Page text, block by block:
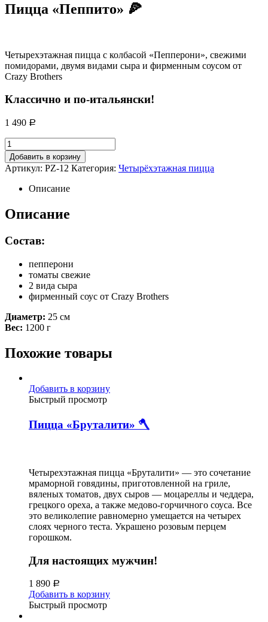
Пицца «Пеппито» 🍕
Четырехэтажная пицца с колбасой «Пепперони», свежими
помидорами, двумя видами сыра и фирменным соусом от
Crazy Brothers
Классично и по-итальянски!
1 490 Р
Добавить в корзину
Артикул: PZ-12 Категория: Четырёхэтажная пицца
Описание
Описание
Состав:
пепперони
томаты свежие
2 вида сыра
фирменный соус от Crazy Brothers
Диаметр: 25 см
Вес: 1200 г
Похожие товары
Добавить в корзину
Быстрый просмотр
Пицца «Бруталити» 🪓
Четырехэтажная пицца «Бруталити» — это сочетание
мраморной говядины, приготовленной на гриле,
вяленых томатов, двух сыров — моцареллы и чеддера,
грецкого ореха, а также медово-горчичного соуса. Все
это великолепие равномерно умещается на четырех
слоях черного теста. Украшено розовым перцем
горошком.
Для настоящих мужчин!
1 890 Р
Добавить в корзину
Быстрый просмотр